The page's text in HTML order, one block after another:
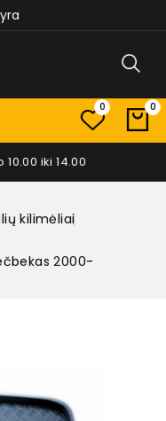
0 0
iki 14.00
kilimėliai
2000-